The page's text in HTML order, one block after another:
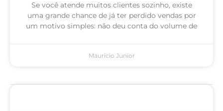
Se você atende muitos clientes sozinho, existe
uma grande chance de já ter perdido vendas por
um motivo simples: não deu conta do volume de
Mauricio Junior